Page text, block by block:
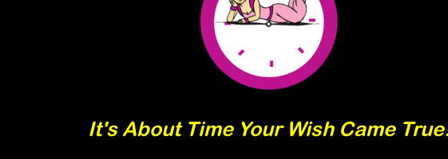
It's About Time Your Wish Came